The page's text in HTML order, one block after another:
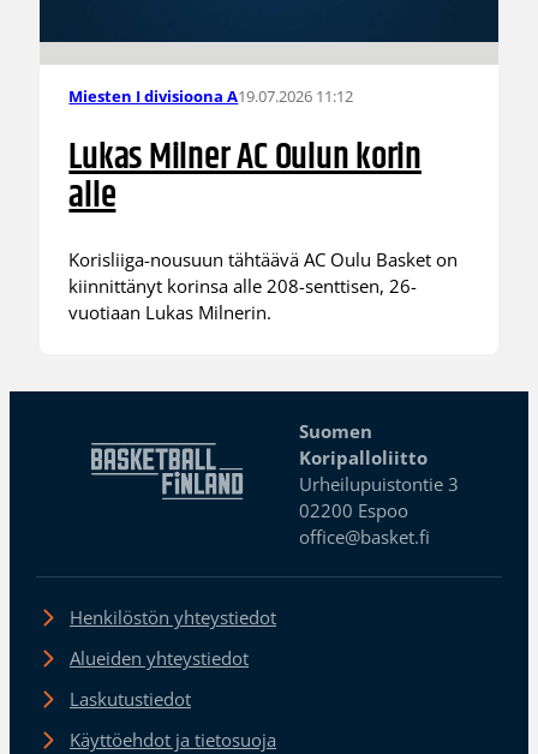
Miesten I divisioona A19.07.2026 11:12
Lukas Milner AC Oulun korin
alle
Korisliiga-nousuun tähtäävä AC Oulu Basket on
kiinnittänyt korinsa alle 208-senttisen, 26-
vuotiaan Lukas Milnerin.
Suomen
Koripalloliitto
Urheilupuistontie 3
02200 Espoo
office@basket.fi
Henkilöstön yhteystiedot
Alueiden yhteystiedot
Laskutustiedot
Käyttöehdot ja tietosuoja